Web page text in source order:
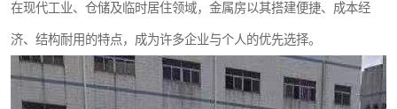
在现代工业、仓储及临时居住领域，金属房以其搭建便捷、成本经
济、结构耐用的特点，成为许多企业与个人的优先选择。